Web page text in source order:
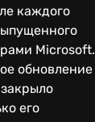
каждого
Microsoft.
обновление
его